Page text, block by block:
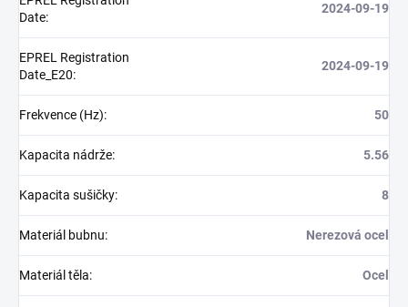
Date:
2024-09-19
EPREL Registration
Date_E20:
2024-09-19
Frekvence (Hz): 50
Kapacita nádrže: 5.56
Kapacita sušičky: 8
Materiál bubnu: Nerezová ocel
Materiál těla: Ocel